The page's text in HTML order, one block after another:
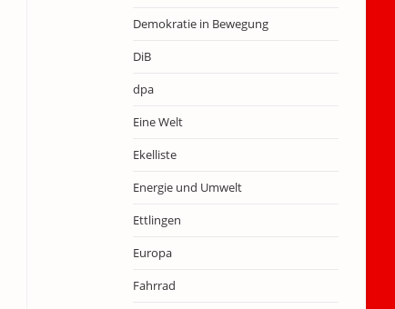
Demokratie in Bewegung
DiB
dpa
Eine Welt
Ekelliste
Energie und Umwelt
Ettlingen
Europa
Fahrrad